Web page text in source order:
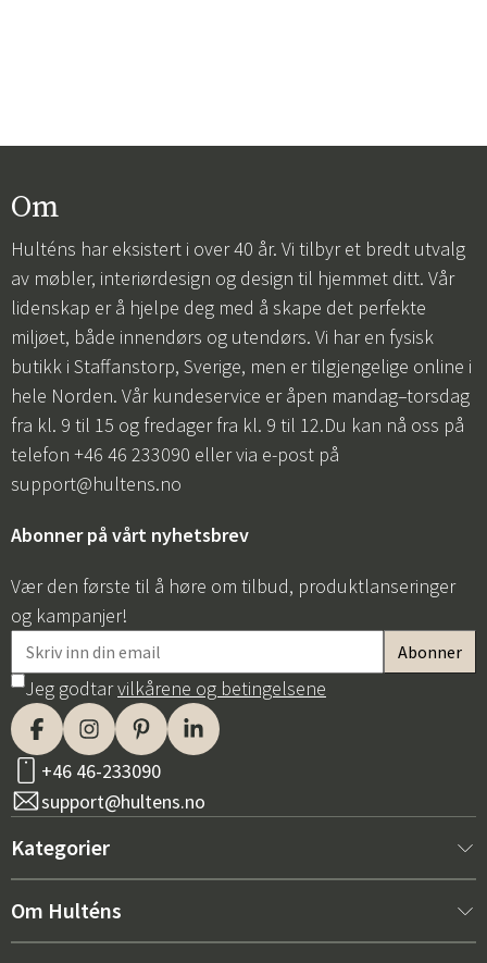
Om
Hulténs har eksistert i over 40 år. Vi tilbyr et bredt utvalg
av møbler, interiørdesign og design til hjemmet ditt. Vår
lidenskap er å hjelpe deg med å skape det perfekte
miljøet, både innendørs og utendørs. Vi har en fysisk
butikk i Staffanstorp, Sverige, men er tilgjengelige online i
hele Norden. Vår kundeservice er åpen mandag–torsdag
fra kl. 9 til 15 og fredager fra kl. 9 til 12.Du kan nå oss på
telefon +46 46 233090 eller via e-post på
support@hultens.no
Abonner på vårt nyhetsbrev
Vær den første til å høre om tilbud, produktlanseringer
og kampanjer!
Jeg godtarvilkårene og betingelsene
+46 46-233090
support@hultens.no
Kategorier
Nytt hos oss
Om Hulténs